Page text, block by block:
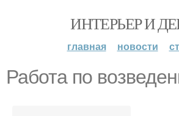
ИНТЕРЬЕР И
главная новости
Работа по